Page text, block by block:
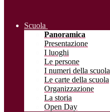
Scuola
Panoramica
Presentazione
I luoghi
Le persone
I numeri della scuola
Le carte della scuola
Organizzazione
La storia
Open Day